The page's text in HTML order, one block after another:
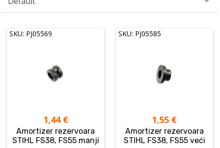
SKU: PJ05569
1,44 €
Amortizer rezervoara
STIHL FS38, FS55 manji
SKU: PJ05585
1,55 €
Amortizer rezervoara
STIHL FS38, FS55 veći